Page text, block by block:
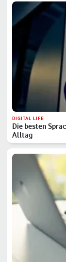
DIGITAL LIFE
Die besten
Alltag